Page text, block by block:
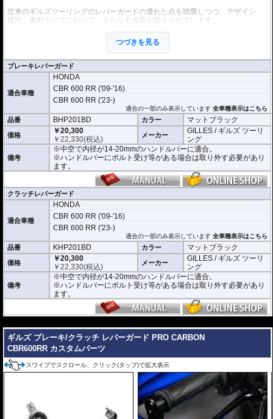
従来のギルズツーリングのレバーガードの優れた点を踏襲しつつ、デザイン、
構造、素材すべてにおいて、さらなる改良が加えられています。
本体はアルミビレットからの削り出しで、ブラックハードアルマイト処理を施
プロテクションピースは耐磨耗性と強度、弾性回復率の優れた結晶性エンジニ
アリング樹脂を採用。
軽量化と剛性、柔軟性を高い次元でバランスさせることに成功しました。
開き角の調節も可能。調節幅は内側、外側へ5°(先端で約13mm)あり、アジャス
トレバーの使用時などにも対応します。
※写真はシリーズ代表イメージです。車種により形状、デザインが異なる場合
があります。
つづきを見る
ブレーキレバーガード
適合車種
HONDA
CBR 600 RR ('09-'16)
CBR 600 RR ('23-)
適合の一部のみ表示しています全車種表示はこちら
品番 BHP201BD カラー マットブラック
価格
￥20,300
￥22,330(税込) メーカー
GILLES / ギルズ ツーリ
ング
備考
※中空で内径が14-20mmのハンドルバーに適合。
※ハンドルバーにボルト受け等がある場合は取り外す必要があり
ます。
クラッチレバーガード
適合車種
HONDA
CBR 600 RR ('09-'16)
CBR 600 RR ('23-)
適合の一部のみ表示しています全車種表示はこちら
品番 KHP201BD カラー マットブラック
価格
￥20,300
￥22,330(税込) メーカー
GILLES / ギルズ ツーリ
ング
備考
※中空で内径が14-20mmのハンドルバーに適合。
※ハンドルバーにボルト受け等がある場合は取り外す必要があり
ます。
ギルズ ブレーキ/クラッチ レバーガード PRO CARBON
CBR600RR カスタムパーツ
スワイプでスクロール、クリック(タップ)で拡大表示